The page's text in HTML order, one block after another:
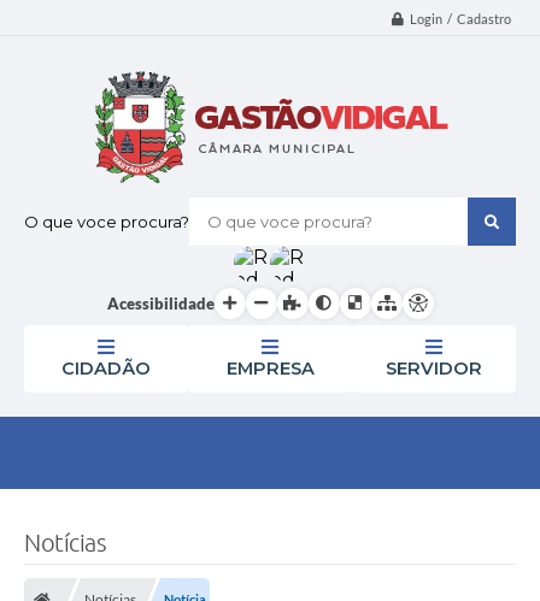
Login / Cadastro
O que voce procura?
Acessibilidade
CIDADÃO EMPRESA SERVIDOR
Notícias